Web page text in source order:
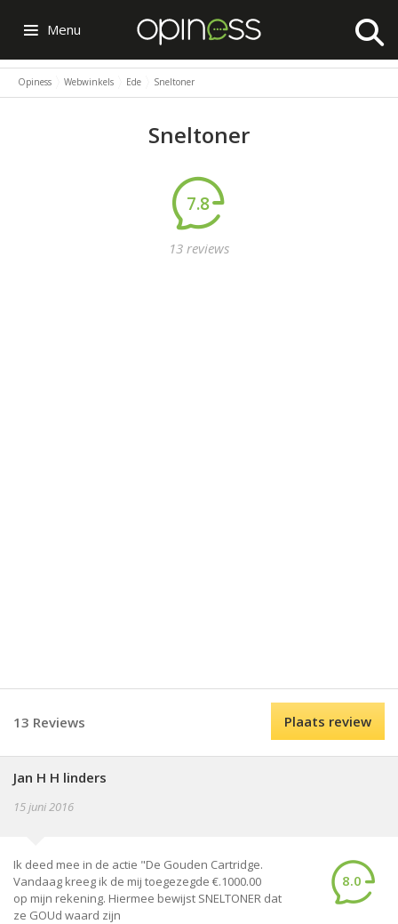
Menu
Opiness Webwinkels Ede Sneltoner
Sneltoner
7.8
13 reviews
13 Reviews Plaats review
Jan H H linders
15 juni 2016
Ik deed mee in de actie "De Gouden Cartridge.
Vandaag kreeg ik de mij toegezegde €.1000.00
op mijn rekening. Hiermee bewijst SNELTONER dat
ze GOUd waard zijn
8.0